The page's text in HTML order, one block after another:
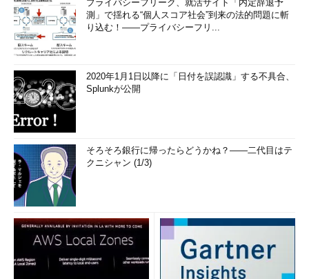
プライバシーフリーク、就活サイト「内定辞退予
測」で揺れる“個人スコア社会”到来の法的問題に斬
り込む！――プライバシーフリ...
2020年1月1日以降に「日付を誤認識」する不具合、
Splunkが公開
そろそろ銀行に帰ったらどうかね？――二代目はテ
クニシャン (1/3)